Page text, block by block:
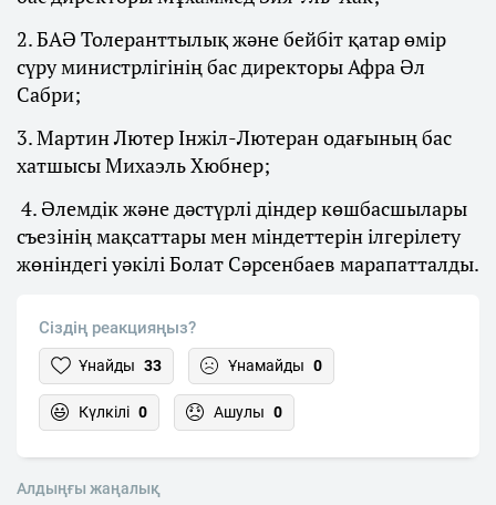
2. БАӘ Толеранттылық және бейбіт қатар өмір
сүру министрлігінің бас директоры Афра Әл
Сабри;
3. Мартин Лютер Інжіл-Лютеран одағының бас
хатшысы Михаэль Хюбнер;
4. Әлемдік және дәстүрлі діндер көшбасшылары
съезінің мақсаттары мен міндеттерін ілгерілету
жөніндегі уәкілі Болат Сәрсенбаев марапатталды.
Сіздің реакцияңыз?
Ұнайды 33 Ұнамайды 0
Күлкілі 0 Ашулы 0
Алдыңғы жаңалық